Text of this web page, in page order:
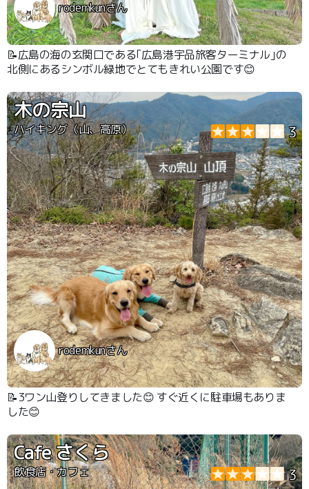
rodemkunさん
📝広島の海の玄関口である｢広島港宇品旅客ターミナル｣の
北側にあるシンボル緑地でとてもきれい公園です😊
木の宗山
ハイキング（山、高原） 3
rodemkunさん
📝3ワン山登りしてきました😊 すぐ近くに駐車場もありま
した😊
Cafe さくら
飲食店・カフェ 3